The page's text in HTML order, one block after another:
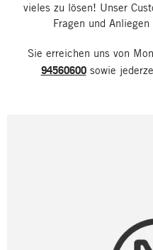
vieles zu lösen! Unser
Fragen und
Sie erreichen uns von
94560600sowie